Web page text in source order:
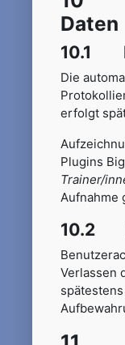
Daten
10.1
Die
erfolgt
Plugins
Trainer/
Aufnahme
10.2
Verlassen